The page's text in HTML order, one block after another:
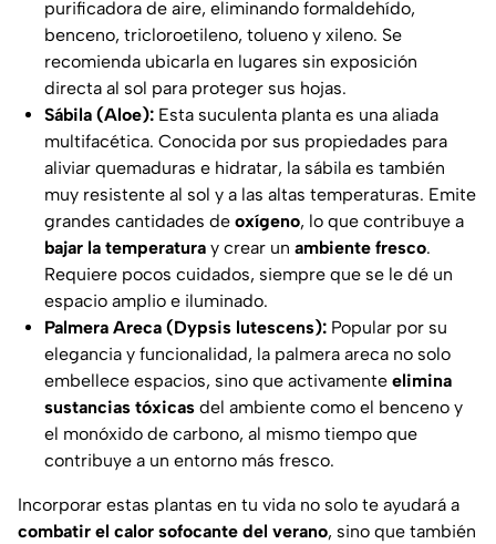
purificadora de aire, eliminando formaldehído,
benceno, tricloroetileno, tolueno y xileno. Se
recomienda ubicarla en lugares sin exposición
directa al sol para proteger sus hojas.
Sábila (Aloe): Esta suculenta planta es una aliada
multifacética. Conocida por sus propiedades para
aliviar quemaduras e hidratar, la sábila es también
muy resistente al sol y a las altas temperaturas. Emite
grandes cantidades de oxígeno, lo que contribuye a
bajar la temperatura y crear un ambiente fresco.
Requiere pocos cuidados, siempre que se le dé un
espacio amplio e iluminado.
Palmera Areca (Dypsis lutescens): Popular por su
elegancia y funcionalidad, la palmera areca no solo
embellece espacios, sino que activamente elimina
sustancias tóxicas del ambiente como el benceno y
el monóxido de carbono, al mismo tiempo que
contribuye a un entorno más fresco.
Incorporar estas plantas en tu vida no solo te ayudará a
combatir el calor sofocante del verano, sino que también